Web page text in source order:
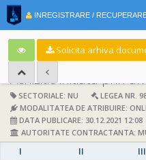
INREGISTRARE /
Solicita arhiva
Achizitie initiata prin
SECTORIALE: NU
LEGEA NR.
MODALITATEA DE ATRIBUIRE:
DATA PUBLICARE: 30.12.2021 12:08
AUTORITATE CONTRACTANTA:
I II III